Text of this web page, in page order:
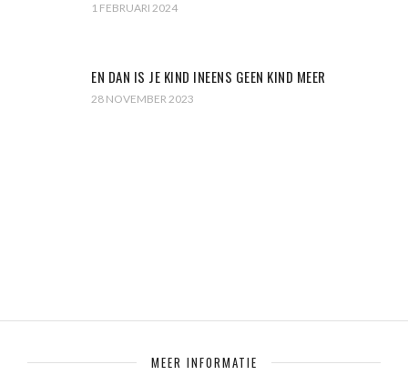
1 FEBRUARI 2024
EN DAN IS JE KIND INEENS GEEN KIND MEER
28 NOVEMBER 2023
MEER INFORMATIE